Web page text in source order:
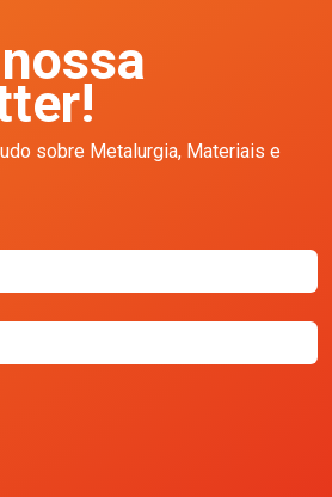
sobre Metalurgia, Materiais e